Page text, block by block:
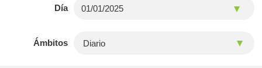
Día
Ámbitos